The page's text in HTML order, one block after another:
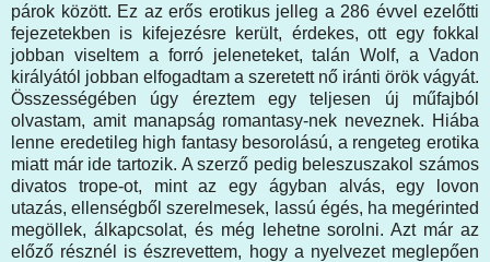
párok között. Ez az erős erotikus jelleg a 286 évvel ezelőtti
fejezetekben is kifejezésre került, érdekes, ott egy fokkal
jobban viseltem a forró jeleneteket, talán Wolf, a Vadon
királyától jobban elfogadtam a szeretett nő iránti örök vágyát.
Összességében úgy éreztem egy teljesen új műfajból
olvastam, amit manapság romantasy-nek neveznek. Hiába
lenne eredetileg high fantasy besorolású, a rengeteg erotika
miatt már ide tartozik. A szerző pedig beleszuszakol számos
divatos trope-ot, mint az egy ágyban alvás, egy lovon
utazás, ellenségből szerelmesek, lassú égés, ha megérinted
megöllek, álkapcsolat, és még lehetne sorolni. Azt már az
előző résznél is észrevettem, hogy a nyelvezet meglepően